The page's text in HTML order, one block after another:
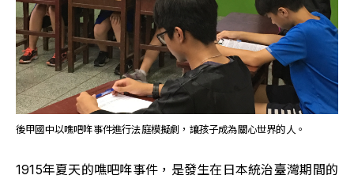
後甲國中以噍吧哖事件進行法庭模擬劇，讓孩子成為關心世界的人。
1915年夏天的噍吧哖事件，是發生在日本統治臺灣期間的